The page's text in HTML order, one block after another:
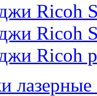
Ricoh
Ricoh
Ricoh